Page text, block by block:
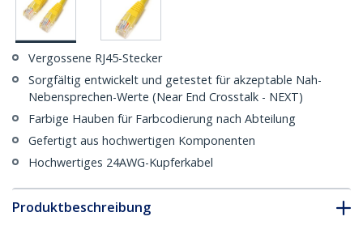
Vergossene RJ45-Stecker
Sorgfältig entwickelt und getestet für akzeptable Nah-
Nebensprechen-Werte (Near End Crosstalk - NEXT)
Farbige Hauben für Farbcodierung nach Abteilung
Gefertigt aus hochwertigen Komponenten
Hochwertiges 24AWG-Kupferkabel
Produktbeschreibung